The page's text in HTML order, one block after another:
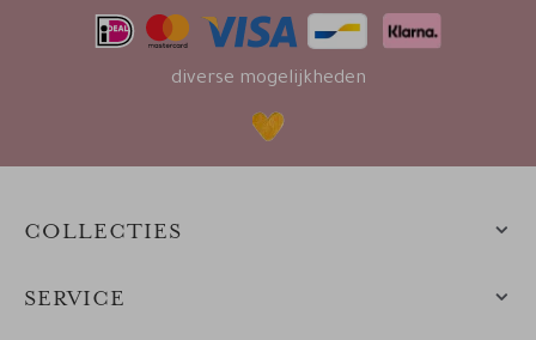
diverse mogelijkheden
COLLECTIES
SERVICE